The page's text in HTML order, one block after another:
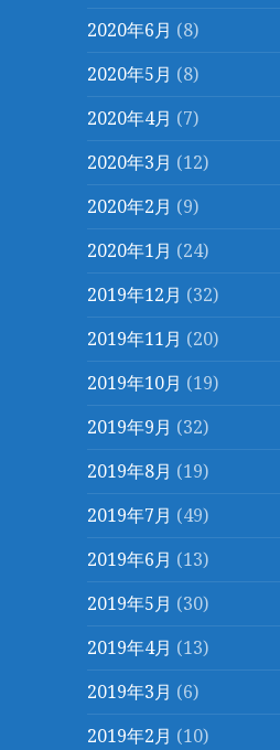
2020年6月 (8)
2020年5月 (8)
2020年4月 (7)
2020年3月 (12)
2020年2月 (9)
2020年1月 (24)
2019年12月 (32)
2019年11月 (20)
2019年10月 (19)
2019年9月 (32)
2019年8月 (19)
2019年7月 (49)
2019年6月 (13)
2019年5月 (30)
2019年4月 (13)
2019年3月 (6)
2019年2月 (10)